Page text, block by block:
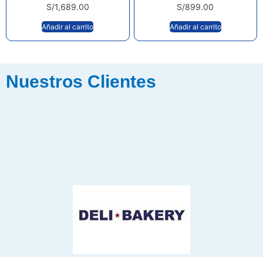
S/1,689.00
Añadir al carrito
S/899.00
Añadir al carrito
Nuestros Clientes